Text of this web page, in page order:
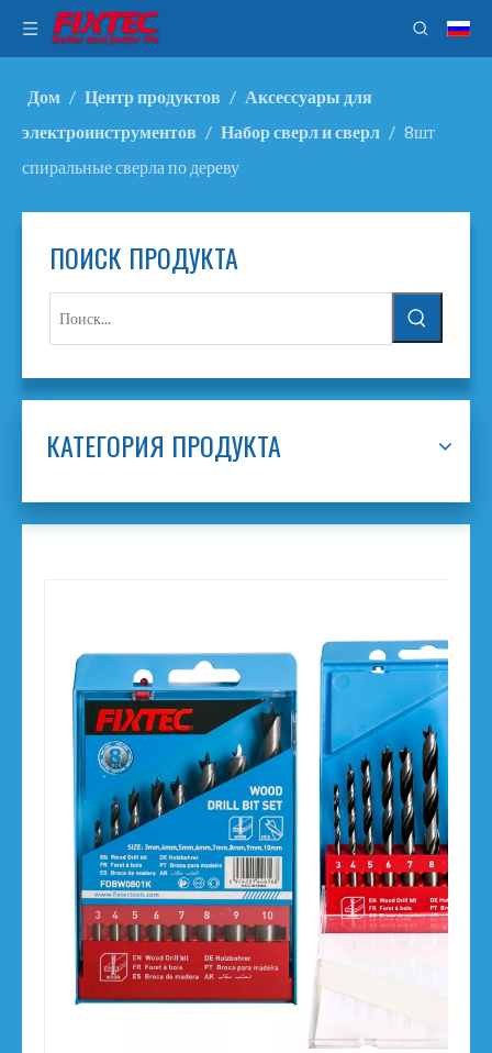
Дом / Центр продуктов / Аксессуары для
электроинструментов / Набор сверл и сверл / 8шт
спиральные сверла по дереву
ПОИСК ПРОДУКТА
КАТЕГОРИЯ ПРОДУКТА